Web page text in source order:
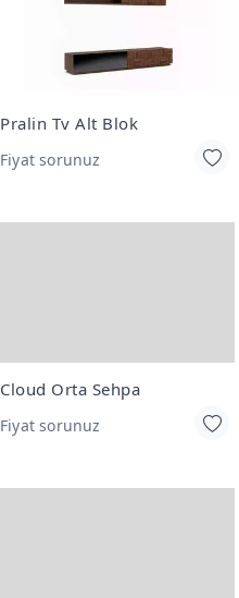
Pralin Tv Alt Blok
Fiyat sorunuz
Cloud Orta Sehpa
Fiyat sorunuz